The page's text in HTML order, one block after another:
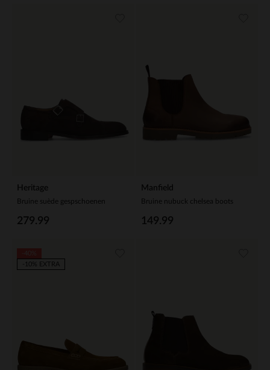
Heritage
Bruine suède gespschoenen
279.99
Manfield
Bruine nubuck chelsea boots
149.99
-10% EXTRA